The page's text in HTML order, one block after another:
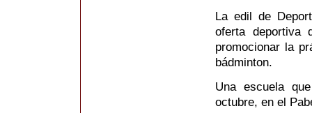
La edil de
oferta deportiva
promocionar la
bádminton.
Una escuela
octubre, en el